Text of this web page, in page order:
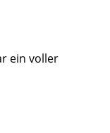
ein voller